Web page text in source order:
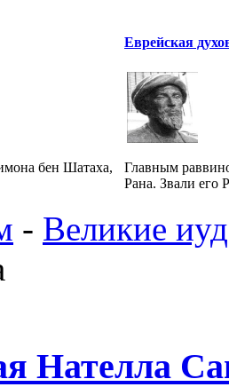
бен Шатаха,
Еврейская
Главным
Рана. Звали его
- Великие
Нателла